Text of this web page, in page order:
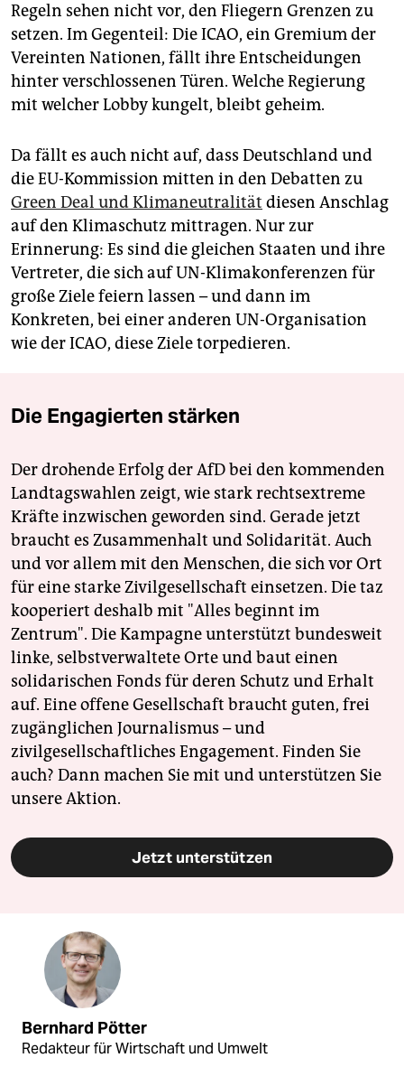
Regeln sehen nicht vor, den Fliegern Grenzen zu
setzen. Im Gegenteil: Die ICAO, ein Gremium der
Vereinten Nationen, fällt ihre Entscheidungen
hinter verschlossenen Türen. Welche Regierung
mit welcher Lobby kungelt, bleibt geheim.
Da fällt es auch nicht auf, dass Deutschland und
die EU-Kommission mitten in den Debatten zu
Green Deal und Klimaneutralität diesen Anschlag
auf den Klimaschutz mittragen. Nur zur
Erinnerung: Es sind die gleichen Staaten und ihre
Vertreter, die sich auf UN-Klimakonferenzen für
große Ziele feiern lassen – und dann im
Konkreten, bei einer anderen UN-Organisation
wie der ICAO, diese Ziele torpedieren.
Die Engagierten stärken
Der drohende Erfolg der AfD bei den kommenden
Landtagswahlen zeigt, wie stark rechtsextreme
Kräfte inzwischen geworden sind. Gerade jetzt
braucht es Zusammenhalt und Solidarität. Auch
und vor allem mit den Menschen, die sich vor Ort
für eine starke Zivilgesellschaft einsetzen. Die taz
kooperiert deshalb mit "Alles beginnt im
Zentrum". Die Kampagne unterstützt bundesweit
linke, selbstverwaltete Orte und baut einen
solidarischen Fonds für deren Schutz und Erhalt
auf. Eine offene Gesellschaft braucht guten, frei
zugänglichen Journalismus – und
zivilgesellschaftliches Engagement. Finden Sie
auch? Dann machen Sie mit und unterstützen Sie
unsere Aktion.
Jetzt unterstützen
Bernhard Pötter
Redakteur für Wirtschaft und Umwelt